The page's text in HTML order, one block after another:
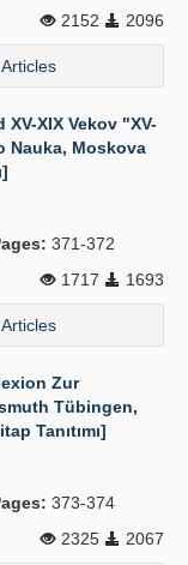
2152
2096
XV-XIX Vekov "XV-
Nauka, Moskova
371-372
1717
1693
Zur
Tübingen,
Tanıtımı]
373-374
2325
2067